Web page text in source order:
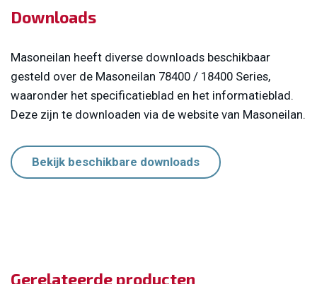
Downloads
Masoneilan heeft diverse downloads beschikbaar
gesteld over de Masoneilan 78400 / 18400 Series,
waaronder het specificatieblad en het informatieblad.
Deze zijn te downloaden via de website van Masoneilan.
Bekijk beschikbare downloads
Gerelateerde producten